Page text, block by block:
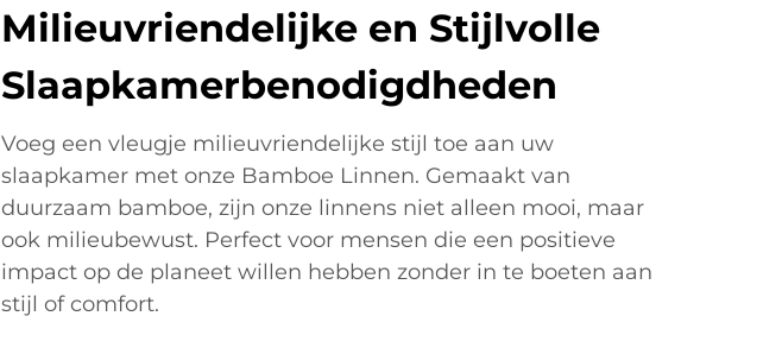
Milieuvriendelijke en Stijlvolle
Slaapkamerbenodigdheden
Voeg een vleugje milieuvriendelijke stijl toe aan uw
slaapkamer met onze Bamboe Linnen. Gemaakt van
duurzaam bamboe, zijn onze linnens niet alleen mooi, maar
ook milieubewust. Perfect voor mensen die een positieve
impact op de planeet willen hebben zonder in te boeten aan
stijl of comfort.